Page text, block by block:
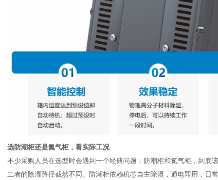
选防潮柜还是氮气柜，看实际工况
不少采购人员在选型时会遇到一个经典问题：防潮柜和氮气柜，到底
二者的除湿路径截然不同。防潮柜依赖机芯自主除湿，通电即用，日